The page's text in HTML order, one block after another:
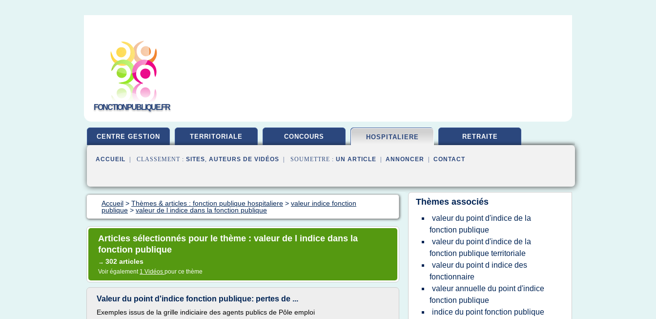
FONCTIONPUBLIQUE.FR
CENTRE GESTION TERRITORIALE CONCOURS HOSPITALIERE RETRAITE
ACCUEIL | CLASSEMENT : SITES, AUTEURS DE VIDÉOS | SOUMETTRE : UN ARTICLE ANNONCER CONTACT
Accueil > Thèmes & articles : fonction publique hospitaliere > valeur indice fonction
publique > valeur de l indice dans la fonction publique
Articles sélectionnés pour le thème : valeur de l indice dans la
fonction publique
→ 302 articles
Voir également 1 Vidéos pour ce thème
Valeur du point d'indice fonction publique: pertes de ...
Exemples issus de la grille indiciaire des agents publics de Pôle emploi
Thèmes associés
valeur du point d'indice de la
fonction publique
valeur du point d'indice de la
fonction publique territoriale
valeur du point d indice des
fonctionnaire
valeur annuelle du point d'indice
fonction publique
indice du point fonction publique